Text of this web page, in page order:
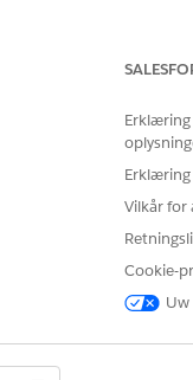
Sidelayouts, og klik på
ARTIKEL DIT
så vi kan
Erklæring
Vilkår for
Cookie-
Uw